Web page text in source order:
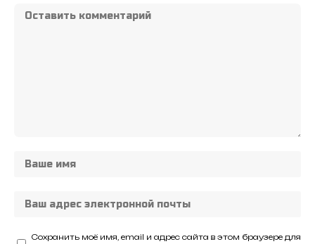
Сохранить моё имя, email и адрес сайта в этом браузере для